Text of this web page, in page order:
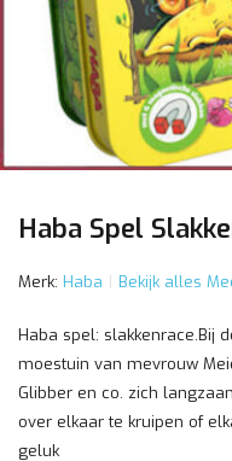
Haba Spel
Merk: Haba Bekijk alles
Haba spel: slakkenrace.Bij
moestuin van mevrouw
Glibber en co. zich
over elkaar te kruipen of
geluk